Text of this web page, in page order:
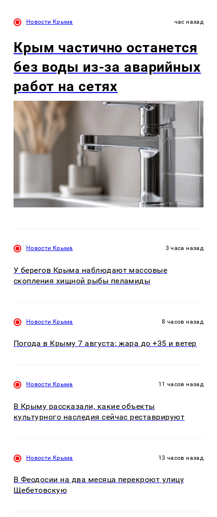
Новости Крыма час назад
Крым частично останется
без воды из-за аварийных
работ на сетях
Новости Крыма 3 часа назад
У берегов Крыма наблюдают массовые
скопления хищной рыбы пеламиды
Новости Крыма 8 часов назад
Погода в Крыму 7 августа: жара до +35 и ветер
Новости Крыма 11 часов назад
В Крыму рассказали, какие объекты
культурного наследия сейчас реставрируют
Новости Крыма 13 часов назад
В Феодосии на два месяца перекроют улицу
Щебетовскую